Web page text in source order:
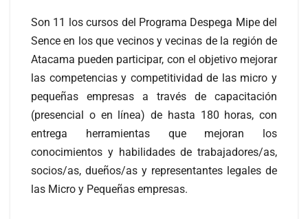
Son 11 los cursos del Programa Despega Mipe del
Sence en los que vecinos y vecinas de la región de
Atacama pueden participar, con el objetivo mejorar
las competencias y competitividad de las micro y
pequeñas empresas a través de capacitación
(presencial o en línea) de hasta 180 horas, con
entrega herramientas que mejoran los
conocimientos y habilidades de trabajadores/as,
socios/as, dueños/as y representantes legales de
las Micro y Pequeñas empresas.